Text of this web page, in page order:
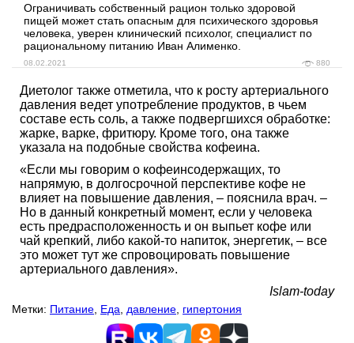
Ограничивать собственный рацион только здоровой
пищей может стать опасным для психического здоровья
человека, уверен клинический психолог, специалист по
рациональному питанию Иван Алименко.
08.02.2021 880
Диетолог также отметила, что к росту артериального
давления ведет употребление продуктов, в чьем
составе есть соль, а также подвергшихся обработке:
жарке, варке, фритюру. Кроме того, она также
указала на подобные свойства кофеина.
«Если мы говорим о кофеинсодержащих, то
напрямую, в долгосрочной перспективе кофе не
влияет на повышение давления, – пояснила врач. –
Но в данный конкретный момент, если у человека
есть предрасположенность и он выпьет кофе или
чай крепкий, либо какой-то напиток, энергетик, – все
это может тут же спровоцировать повышение
артериального давления».
Islam-today
Метки: Питание Еда давление гипертония